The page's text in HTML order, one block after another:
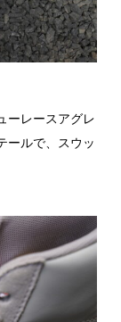
ーレースアグレ
ールで、スウッ